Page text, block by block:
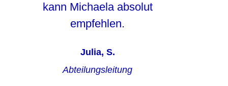
kann Michaela absolut
empfehlen.
Julia, S.
Abteilungsleitung